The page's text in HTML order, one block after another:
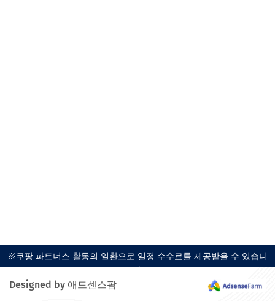
※쿠팡 파트너스 활동의 일환으로 일정 수수료를 제공받을 수 있습니
다.
Designed by 애드센스팜